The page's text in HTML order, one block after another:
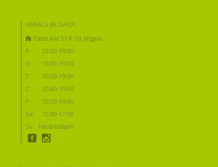
VEIKALS JELGAVĀ:
Pasta iela 51 K-10, Jelgava
P:
10:00-19:00
O:
10:00-19:00
T:
10:00-19:00
C:
10:00-19:00
P:
10:00-19:00
Se:
10:00-17:00
Sv:
Nestrādājam